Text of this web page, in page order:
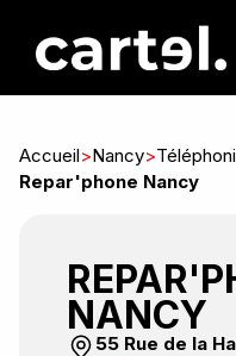
Accueil>Nancy>
Repar'phone Nancy
NANCY
55 Rue de la